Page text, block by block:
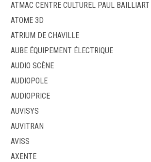
ATMAC CENTRE CULTUREL PAUL BAILLIART
ATOME 3D
ATRIUM DE CHAVILLE
AUBE ÉQUIPEMENT ÉLECTRIQUE
AUDIO SCÈNE
AUDIOPOLE
AUDIOPRICE
AUVISYS
AUVITRAN
AVISS
AXENTE